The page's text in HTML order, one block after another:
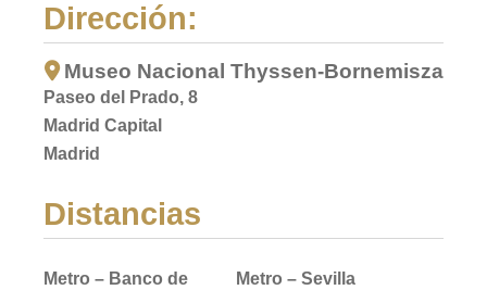
Dirección:
Museo Nacional Thyssen-Bornemisza
Paseo del Prado, 8
Madrid Capital
Madrid
Distancias
Metro – Banco de
Metro – Sevilla